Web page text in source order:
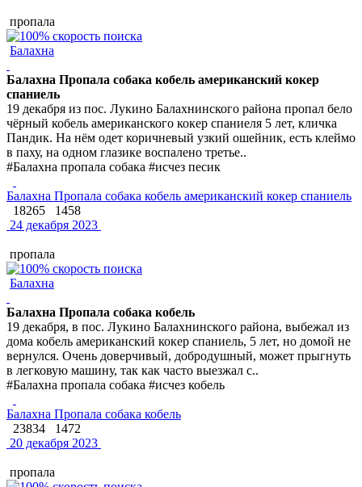
пропала
Балахна
Балахна Пропала собака кобель американский кокер
спаниель
19 декабря из пос. Лукино Балахнинского района пропал бело
чёрный кобель американского кокер спаниеля 5 лет, кличка
Пандик. На нём одет коричневый узкий ошейник, есть клеймо
в паху, на одном глазике воспалено третье..
#Балахна пропала собака #исчез песик
Балахна Пропала собака кобель американский кокер спаниель
18265
1458
24 декабря 2023
пропала
Балахна
Балахна Пропала собака кобель
19 декабря, в пос. Лукино Балахнинского района, выбежал из
дома кобель американский кокер спаниель, 5 лет, но домой не
вернулся. Очень доверчивый, добродушный, может прыгнуть
в легковую машину, так как часто выезжал с..
#Балахна пропала собака #исчез кобель
Балахна Пропала собака кобель
23834
1472
20 декабря 2023
пропала